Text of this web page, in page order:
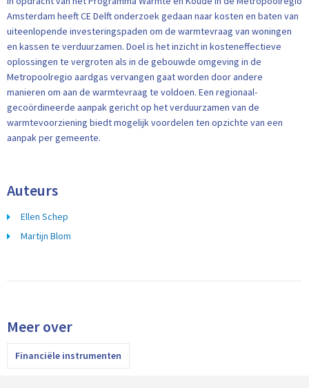
Amsterdam heeft CE Delft onderzoek gedaan naar kosten en baten van
uiteenlopende investeringspaden om de warmtevraag van woningen
en kassen te verduurzamen. Doel is het inzicht in kosteneffectieve
oplossingen te vergroten als in de gebouwde omgeving in de
Metropoolregio aardgas vervangen gaat worden door andere
manieren om aan de warmtevraag te voldoen. Een regionaal-
gecoördineerde aanpak gericht op het verduurzamen van de
warmtevoorziening biedt mogelijk voordelen ten opzichte van een
aanpak per gemeente.
Auteurs
Ellen Schep
Martijn Blom
Meer over
Financiële instrumenten